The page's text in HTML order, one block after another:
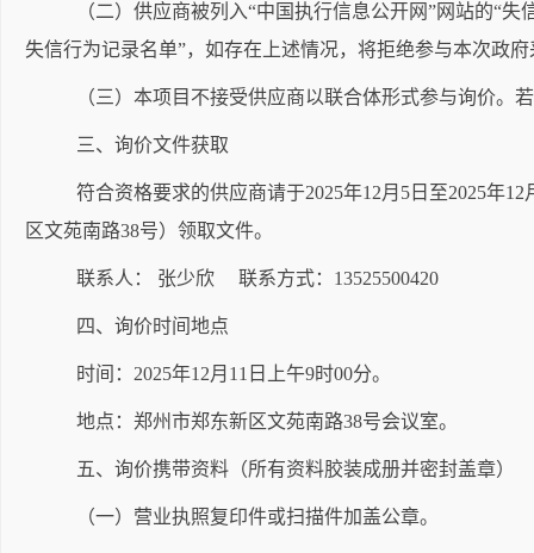
（二）供应商被列入“中国执行信息公开网”网站的“失
失信行为记录名单”，如存在上述情况，将拒绝参与本次政
（三）本项目不接受供应商以联合体形式参与询价
三、询价文件获取
符合资格要求的供应商请于2025年12月 5 日至2025年12
区文苑南路38号）领取文件。
联系人： 张少欣 联系方式： 13525500420
四、询价时间地点
时间： 2025年12月 11 日 上午9时00分。
地点：郑州市郑东新区文苑南路38号会议室。
五、询价携带资料（所有资料胶装成册并密封盖章）
（一）营业执照复印件或扫描件加盖公章。